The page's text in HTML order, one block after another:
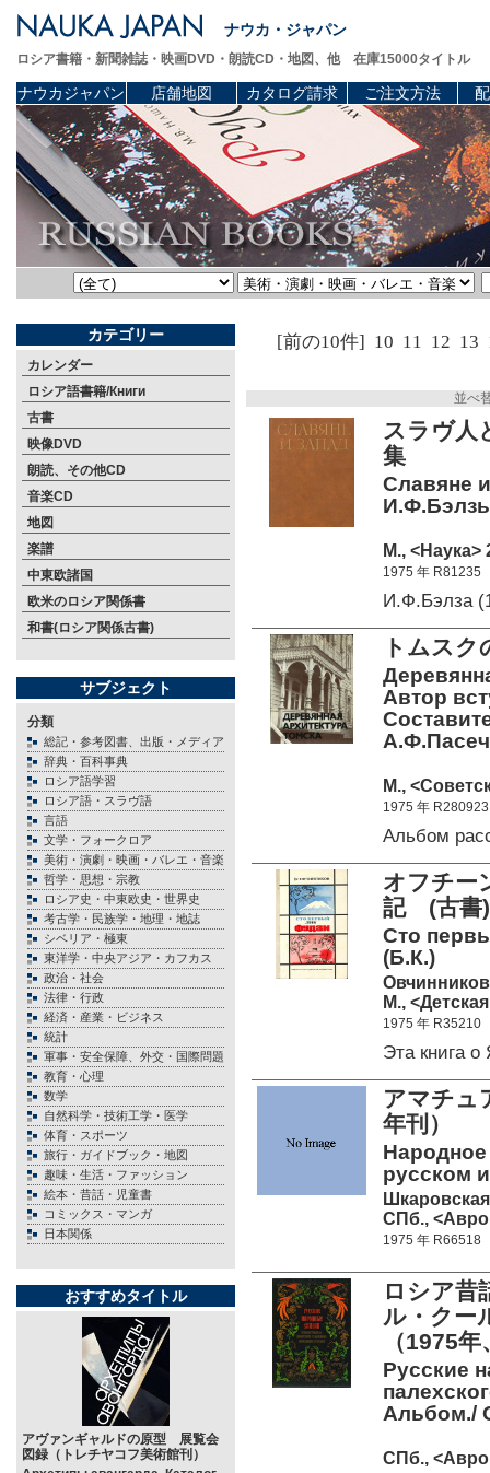
ナウカ・ジャパン
ロシア書籍・新聞雑誌・映画DVD・朗読CD・地図、他 在庫15000タイトル
ナウカジャパン 店舗地図 カタログ請求 ご注文方法
カテゴリー
カレンダー
ロシア語書籍/Книги
古書
映像DVD
朗読、その他CD
音楽CD
地図
楽譜
中東欧諸国
欧米のロシア関係書
和書(ロシア関係古書)
サブジェクト
分類
総記・参考図書、出版・メディア
辞典・百科事典
ロシア語学習
ロシア語・スラヴ語
言語
文学・フォークロア
美術・演劇・映画・バレエ・音楽
哲学・思想・宗教
ロシア史・中東欧史・世界史
考古学・民族学・地理・地誌
シベリア・極東
東洋学・中央アジア・カフカス
政治・社会
法律・行政
経済・産業・ビジネス
統計
軍事・安全保障、外交・国際問題
教育・心理
数学
自然科学・技術工学・医学
体育・スポーツ
旅行・ガイドブック・地図
趣味・生活・ファッション
絵本・昔話・児童書
コミックス・マンガ
日本関係
おすすめタイトル
アヴァンギャルドの原型 展覧会
図録（トレチヤコフ美術館刊）
[前の10件] 10 11 12 13
並べ
スラヴ人
集
Славяне
М., <Наука>
1975 年 R81235
И.Ф.Бэлза
トムス
Автор
М.,
1975 年 R280923
Альбом
オフチ
記 (古書)
Сто
(Б.К.)
М.,
1975 年 R35210
Эта книга
アマチュ
年刊）
Народное
русском
СПб.,
1975 年 R66518
ロシア
ル・ク
（1975
Русские
Альбом./
СПб.,